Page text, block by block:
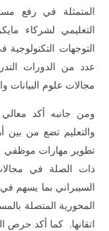
المتمثلة في رفع
التعليمي لشركاء
التوجهات
عدد من الدورات
مجالات علوم البيانات
ومن جانبه أكد
والتعليم تضع من بين
تطوير مهارات موظفي
ذات الصلة في
السيبراني بما يسهم
المحورية المتصلة
اتقانها. كما أكد حرص